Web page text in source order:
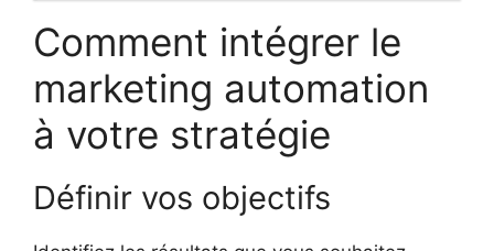
Comment intégrer le
marketing automation
à votre stratégie
Définir vos objectifs